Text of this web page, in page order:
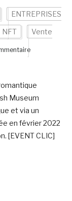
ENTREPRISES
NFT Vente
Museum
et via un
en février 2022
[EVENT CLIC]